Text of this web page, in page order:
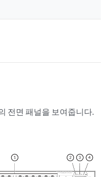
전면 패널을 보여줍니다.